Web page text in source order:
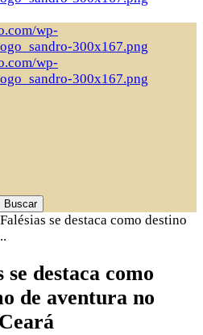
se destaca como destino
se destaca como
de aventura no